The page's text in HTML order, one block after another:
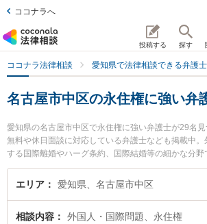
ココナラへ
投稿する 探す
ココナラ法律相談 愛知県で法律相談できる弁護士
名古屋市中区の永住権に強い弁
愛知県の名古屋市中区で永住権に強い弁護士が29名
無料や休日面談に対応している弁護士なども掲載中
する国際離婚やハーグ条約、国際結婚等の細かな分野
便利です。特に旭合同法律事務所 名古屋事務所の三
名城法律事務所 名古屋事務所の正木 健司弁護士、あ
相談したい』『永住権のトラブル解決の実績豊富な
エリア 愛知県、名古屋市中区
相談内容 外国人・国際問題、永住権